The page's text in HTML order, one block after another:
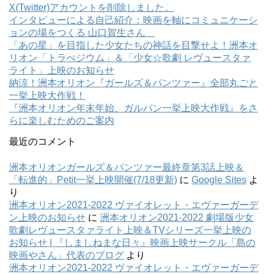
X(Twitter)アカウントを削除しました。
インタビューによる自己紹介：映画を軸にコミュニケーシ
ョンの場をつくる 山口賀生さん
「あの星」を目指した少女たちの神話を目撃せよ！洲本オ
リオン「トラぺジウム」＆「少女☆歌劇 レヴュースタァ
ライト」上映のお知らせ
納涼！洲本オリオン『ガールズ＆パンツァー』全部丸ごと
一挙上映大作戦！
『洲本オリオン年末年始、ガルパン一挙上映大作戦』をさ
らに楽しむためのご案内
最近のコメント
洲本オリオンガールズ＆パンツァー最終章第3話上映＆
「転進的」Petit一挙上映開催(7/18更新) に Google Sites よ
り
洲本オリオン2021-2022 ヴァイオレット・エヴァーガーデ
ン上映のお知らせ に 洲本オリオン2021-2022 劇場版少女
歌劇レヴュースタァライト上映＆TVシリーズ一挙上映の
お知らせ | 『しましねまな日々』映画上映サークル「島の
映画やさん」代表のブログ より
洲本オリオン2021-2022 ヴァイオレット・エヴァーガーデ